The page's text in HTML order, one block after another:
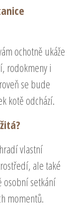
ochotně ukáže
rodokmeny i
se bude
kotě odchází.
vlastní
ale také
osobní setkání
momentů.